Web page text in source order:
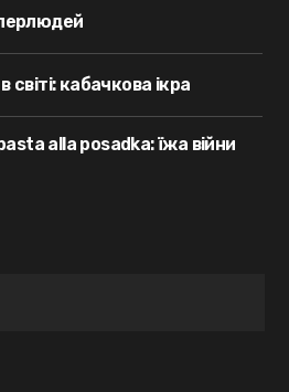
кабачкова ікра
alla posadka: їжа війни